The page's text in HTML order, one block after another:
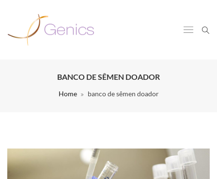
BANCO DE SÊMEN DOADOR
Home banco de sêmen doador